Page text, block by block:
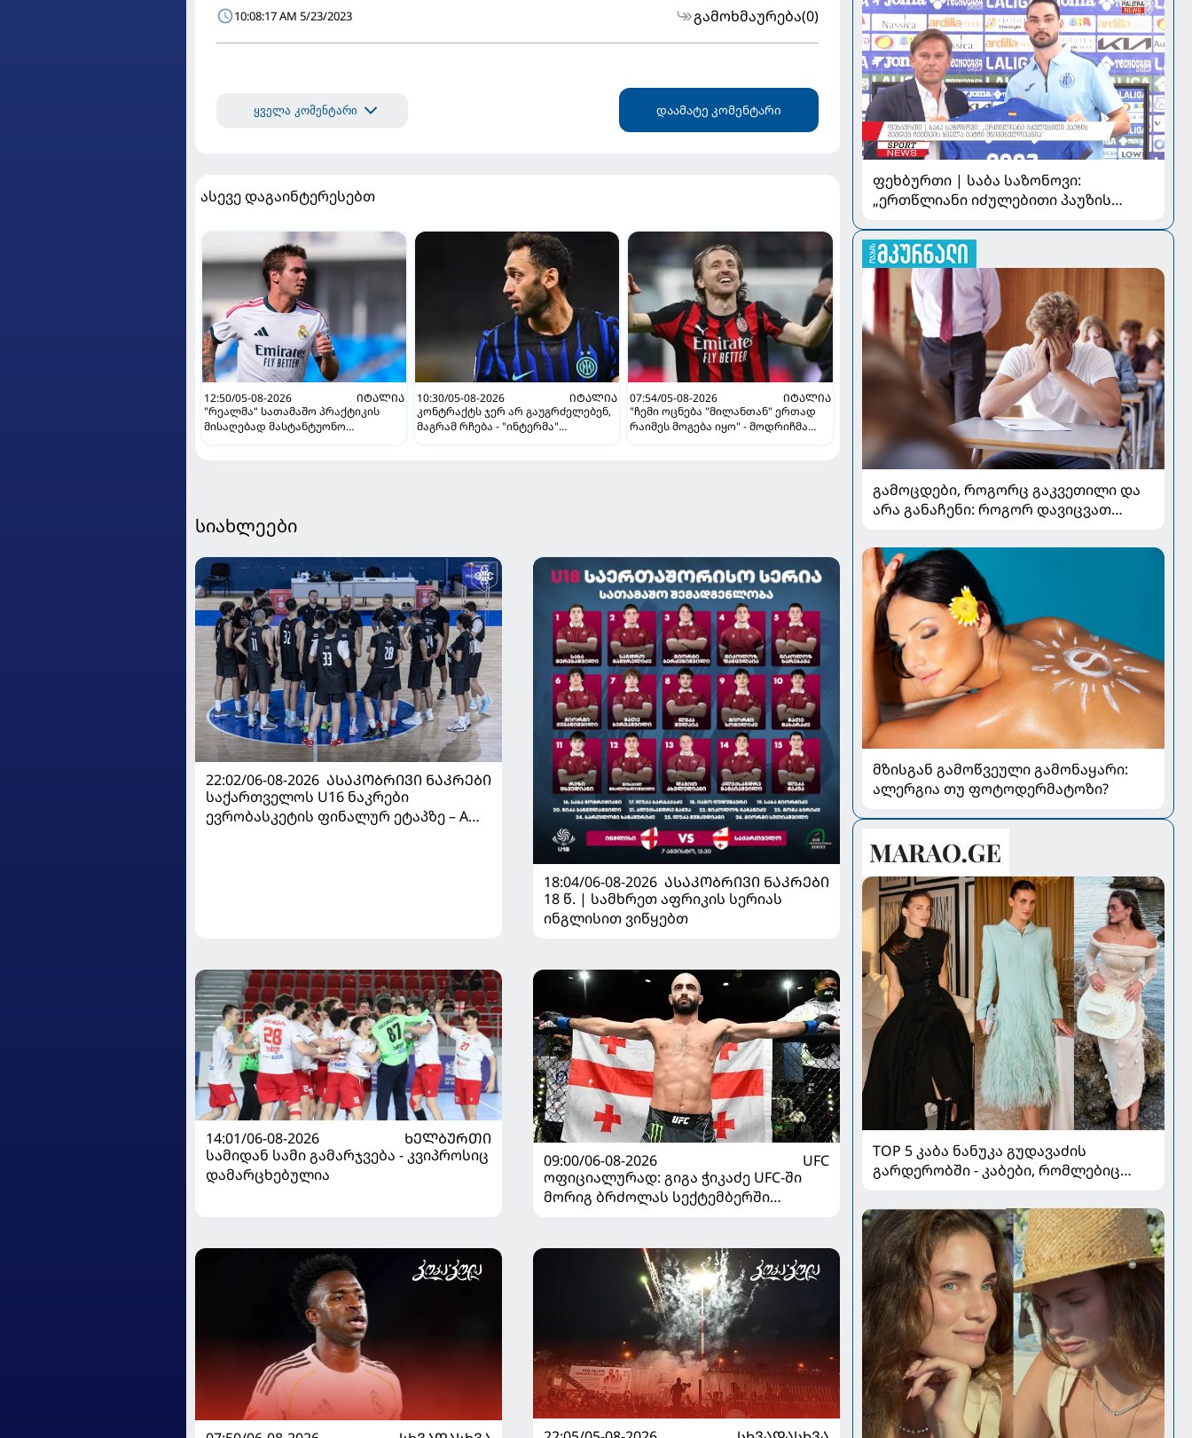
10:08:17 AM 5/23/2023
გამოხმაურება(0)
ყველა კომენტარი დაამატე კომენტარი
ასევე დაგაინტერესებთ
12:50/05-08-2026
ᲘᲢᲐᲚᲘᲐ
"რეალმა" სათამაშო პრაქტიკის
მისაღებად მასტანტუონო
10:30/05-08-2026
ᲘᲢᲐᲚᲘᲐ
კონტრაქტს ჯერ არ გაუგრძელებენ,
მაგრამ რჩება - "ინტერმა"
07:54/05-08-2026
ᲘᲢᲐᲚᲘᲐ
"ჩემი ოცნება "მილანთან" ერთად
რაიმეს მოგება იყო" - მოდრიჩმა
სიახლეები
22:02/06-08-2026 ᲐᲡᲐᲙᲝᲑᲠᲘᲕᲘ ᲜᲐᲙᲠᲔᲑᲘ
საქართველოს U16 ნაკრები
ევრობასკეტის ფინალურ ეტაპზე – A
18:04/06-08-2026 ᲐᲡᲐᲙᲝᲑᲠᲘᲕᲘ ᲜᲐᲙᲠᲔᲑᲘ
18 წ. | სამხრეთ აფრიკის სერიას
ინგლისით ვიწყებთ
14:01/06-08-2026
ᲮᲔᲚᲑᲣᲠᲗᲘ
სამიდან სამი გამარჯვება - კვიპროსიც
დამარცხებულია
09:00/06-08-2026
UFC
ოფიციალურად: გიგა ჭიკაძე UFC-ში
მორიგ ბრძოლას სექტემბერში
ფეხბურთი | საბა საზონოვი:
„ერთწლიანი იძულებითი პაუზის
მნიშვნელოვანია“
გამოცდები, როგორც გაკვეთილი და
არა განაჩენი: როგორ დავიცვათ
მომავალი
მზისგან გამოწვეული გამონაყარი:
ალერგია თუ ფოტოდერმატოზი?
TOP 5 კაბა ნანუკა გუდავაძის
გარდერობში - კაბები, რომლებიც